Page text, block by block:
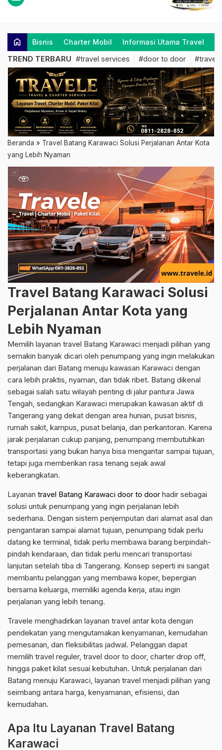
home Bisnis Charter Mobil Informasi Utama Travel
TREND TERBARU #travel services #door to door #travel
Beranda » Travel Batang Karawaci Solusi Perjalanan Antar Kota
yang Lebih Nyaman
Travel Batang Karawaci Solusi
Perjalanan Antar Kota yang
Lebih Nyaman
Memilih layanan travel Batang Karawaci menjadi pilihan yang
semakin banyak dicari oleh penumpang yang ingin melakukan
perjalanan dari Batang menuju kawasan Karawaci dengan
cara lebih praktis, nyaman, dan tidak ribet. Batang dikenal
sebagai salah satu wilayah penting di jalur pantura Jawa
Tengah, sedangkan Karawaci merupakan kawasan aktif di
Tangerang yang dekat dengan area hunian, pusat bisnis,
rumah sakit, kampus, pusat belanja, dan perkantoran. Karena
jarak perjalanan cukup panjang, penumpang membutuhkan
transportasi yang bukan hanya bisa mengantar sampai tujuan,
tetapi juga memberikan rasa tenang sejak awal
keberangkatan.
Layanan travel Batang Karawaci door to door hadir sebagai
solusi untuk penumpang yang ingin perjalanan lebih
sederhana. Dengan sistem penjemputan dari alamat asal dan
pengantaran sampai alamat tujuan, penumpang tidak perlu
datang ke terminal, tidak perlu membawa barang berpindah-
pindah kendaraan, dan tidak perlu mencari transportasi
lanjutan setelah tiba di Tangerang. Konsep seperti ini sangat
membantu pelanggan yang membawa koper, bepergian
bersama keluarga, memiliki agenda kerja, atau ingin
perjalanan yang lebih tenang.
Travele menghadirkan layanan travel antar kota dengan
pendekatan yang mengutamakan kenyamanan, kemudahan
pemesanan, dan fleksibilitas jadwal. Pelanggan dapat
memilih travel reguler, travel door to door, charter drop off,
hingga paket kilat sesuai kebutuhan. Untuk perjalanan dari
Batang menuju Karawaci, layanan travel menjadi pilihan yang
seimbang antara harga, kenyamanan, efisiensi, dan
kemudahan.
Apa Itu Layanan Travel Batang
Karawaci